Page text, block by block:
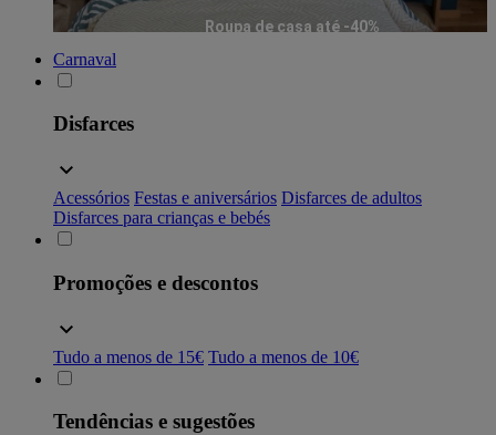
Roupa de casa até -40%
Carnaval
Disfarces
Acessórios Festas e aniversários Disfarces de adultos
Disfarces para crianças e bebés
Promoções e descontos
Tudo a menos de 15€ Tudo a menos de 10€
Tendências e sugestões